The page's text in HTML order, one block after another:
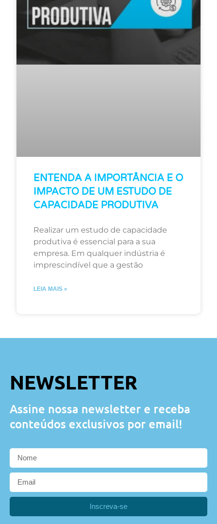
ENTENDA A IMPORTÂNCIA E O
IMPACTO DE UM ESTUDO DE
CAPACIDADE PRODUTIVA
Realizar um estudo de capacidade
produtiva é essencial para a sua
empresa. Em qualquer indústria é
imprescindível que a gestão
LEIA MAIS »
NEWSLETTER
Assine nossa newsletter e receba
conteúdos exclusivos por email!
Inscreva-se